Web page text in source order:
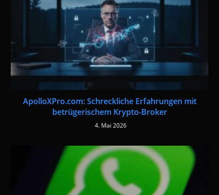
ApolloXPro.com: Schreckliche Erfahrungen mit
betrügerischem Krypto-Broker
4. Mai 2026